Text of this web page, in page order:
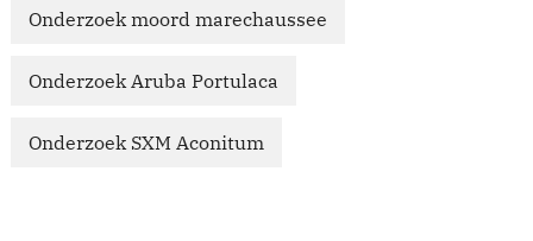
Onderzoek moord marechaussee
Onderzoek Aruba Portulaca
Onderzoek SXM Aconitum